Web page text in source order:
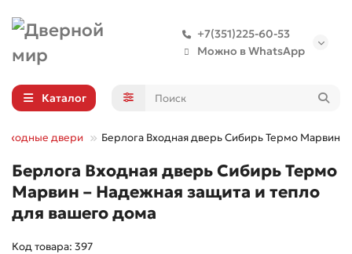
+7(351)225-60-53
Можно в WhatsApp
Каталог
Входные двери Берлога Входная дверь Сибирь Термо Марвин
Берлога Входная дверь Сибирь Термо
Марвин – Надежная защита и тепло
для вашего дома
Код товара: 397